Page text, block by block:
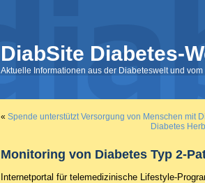
DiabSite Diabetes-
Aktuelle Informationen aus der Diabeteswelt und
« Spende unterstützt Versorgung von Menschen mit
Diabetes
Monitoring von Diabetes Typ 2-
Internetportal für telemedizinische Lifestyle-